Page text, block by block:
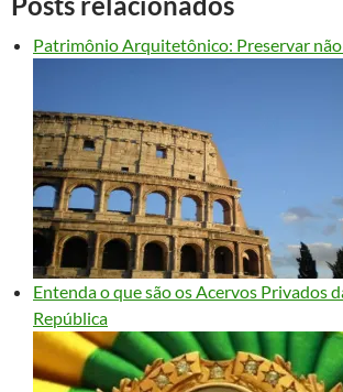
Patrimônio Arquitetônico: Preservar não
Entenda o que são os Acervos Privados
República